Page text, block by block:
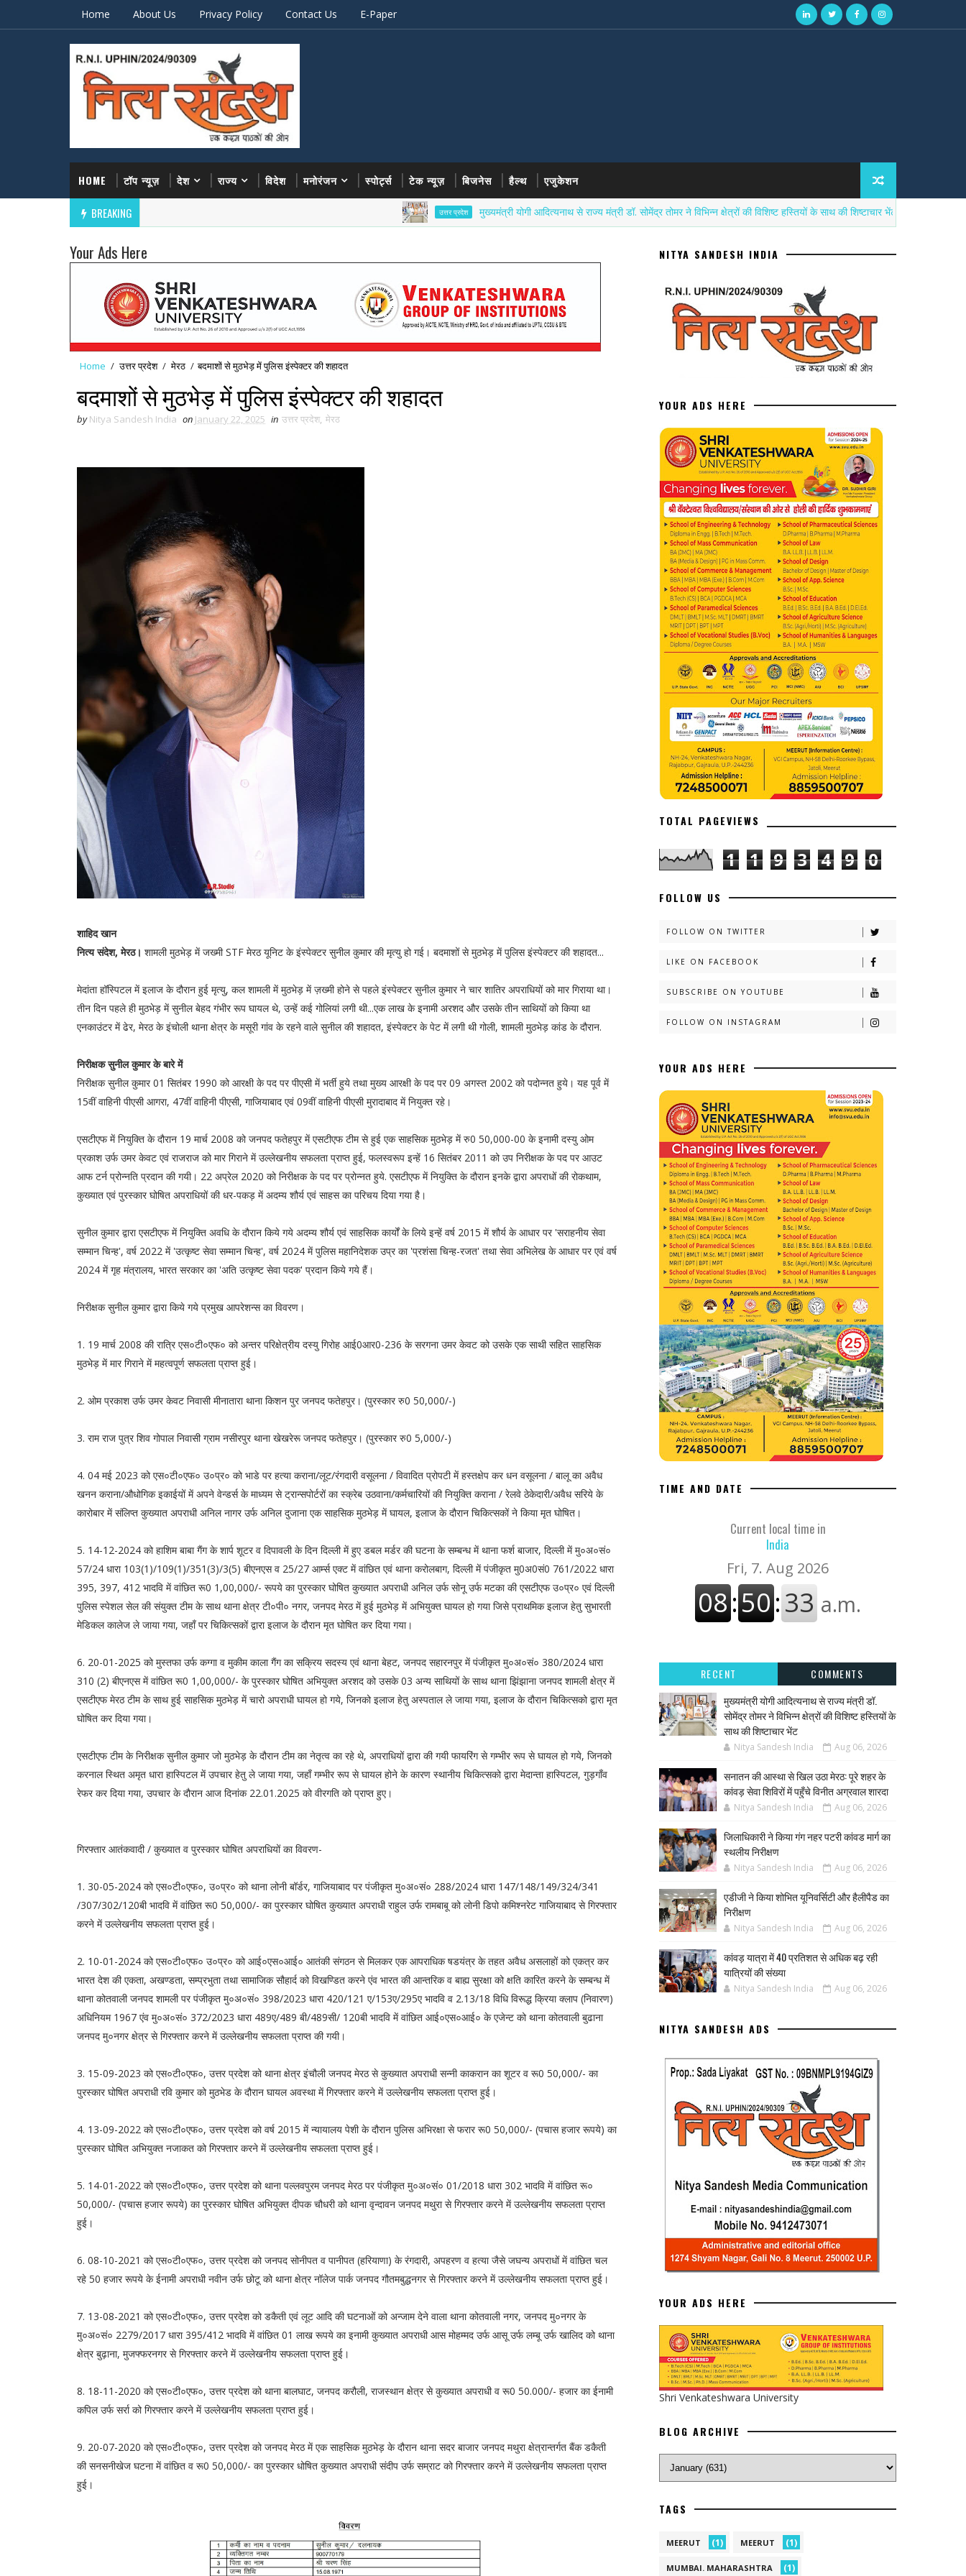
Home About Us Privacy Policy Contact Us E-Paper
HOME टॉप न्यूज़ देश राज्य विदेश मनोरंजन स्पोर्ट्स टेक न्यूज़ बिजनेस हैल्थ एजुकेशन
BREAKING उत्तर प्रदेश मुख्यमंत्री योगी आदित्यनाथ से राज्य मंत्री डॉ. सोमेंद्र तोमर ने विभिन्न क्षेत्रों की विशिष्ट हस्तियों के साथ की शिष्टाचार भेंट
Your Ads Here
Home / उत्तर प्रदेश / मेरठ / बदमाशों से मुठभेड़ में पुलिस इंस्पेक्टर की शहादत
बदमाशों से मुठभेड़ में पुलिस इंस्पेक्टर की शहादत
by Nitya Sandesh India on January 22, 2025 in उत्तर प्रदेश, मेरठ
शाहिद खान
नित्य संदेश, मेरठ। शामली मुठभेड़ में जख्मी STF मेरठ यूनिट के इंस्पेक्टर सुनील कुमार की मृत्यु हो गई। बदमाशों से मुठभेड़ में पुलिस इंस्पेक्टर की शहादत...
मेदांता हॉस्पिटल में इलाज के दौरान हुई मृत्यु, कल शामली में मुठभेड़ में ज़ख्मी होने से पहले इंस्पेक्टर सुनील कुमार ने चार शातिर अपराधियों को मार गिराया था।
तीन दिन पहले ही मुठभेड़ में सुनील बेहद गंभीर रूप घायल थे, उन्हें कई गोलियां लगी थी...एक लाख के इनामी अरशद और उसके तीन साथियों को किया था
एनकाउंटर में ढेर, मेरठ के इंचोली थाना क्षेत्र के मसूरी गांव के रहने वाले सुनील की शहादत, इंस्पेक्टर के पेट में लगी थी गोली, शामली मुठभेड़ कांड के दौरान.
निरीक्षक सुनील कुमार के बारे में
निरीक्षक सुनील कुमार 01 सितंबर 1990 को आरक्षी के पद पर पीएसी में भर्ती हुये तथा मुख्य आरक्षी के पद पर 09 अगस्त 2002 को पदोन्नत हुये। यह पूर्व में
15वीं वाहिनी पीएसी आगरा, 47वीं वाहिनी पीएसी, गाजियाबाद एवं 09वीं वाहिनी पीएसी मुरादाबाद में नियुक्त रहे।
एसटीएफ में नियुक्ति के दौरान 19 मार्च 2008 को जनपद फतेहपुर में एसटीएफ टीम से हुई एक साहसिक मुठभेड़ में रु0 50,000-00 के इनामी दस्यु ओम
प्रकाश उर्फ उमर केवट एवं राजराज को मार गिराने में उल्लेखनीय सफलता प्राप्त हुई, फलस्वरूप इन्हें 16 सितंबर 2011 को उप निरीक्षक के पद पर आउट
आफ टर्न प्रोन्नति प्रदान की गयी। 22 अप्रेल 2020 को निरीक्षक के पद पर प्रोन्नत हुये. एसटीएफ में नियुक्ति के दौरान इनके द्वारा अपराधों की रोकथाम,
कुख्यात एवं पुरस्कार घोषित अपराधियों की धर-पकड़ में अदम्य शौर्य एवं साहस का परिचय दिया गया है।
सुनील कुमार द्वारा एसटीएफ में नियुक्ति अवधि के दौरान किये गये अदम्य शौर्य एवं साहसिक कार्यों के लिये इन्हें वर्ष 2015 में शौर्य के आधार पर 'सराहनीय सेवा
सम्मान चिन्ह', वर्ष 2022 में 'उत्कृष्ट सेवा सम्मान चिन्ह', वर्ष 2024 में पुलिस महानिदेशक उप्र का 'प्रशंसा चिन्ह-रजत' तथा सेवा अभिलेख के आधार पर एवं वर्ष
2024 में गृह मंत्रालय, भारत सरकार का 'अति उत्कृष्ट सेवा पदक' प्रदान किये गये हैं।
निरीक्षक सुनील कुमार द्वारा किये गये प्रमुख आपरेशन्स का विवरण।
1. 19 मार्च 2008 की रात्रि एस०टी०एफ० को अन्तर परिक्षेत्रीय दस्यु गिरोह आई0आर0-236 के सरगना उमर केवट को उसके एक साथी सहित साहसिक
मुठभेड़ में मार गिराने में महत्वपूर्ण सफलता प्राप्त हुई।
2. ओम प्रकाश उर्फ उमर केवट निवासी मीनातारा थाना किशन पुर जनपद फतेहपुर। (पुरस्कार रु0 50,000/-)
3. राम राज पुत्र शिव गोपाल निवासी ग्राम नसीरपुर थाना खेखरेरू जनपद फतेहपुर। (पुरस्कार रु0 5,000/-)
4. 04 मई 2023 को एस०टी०एफ० उ०प्र० को भाडे पर हत्या कराना/लूट/रंगदारी वसूलना / विवादित प्रोपटी में हस्तक्षेप कर धन वसूलना / बालू का अवैध
खनन कराना/औधोगिक इकाईयों में अपने वेन्डर्स के माध्यम से ट्रान्सपोर्टरों का स्क्रेब उठवाना/कर्मचारियों की नियुक्ति कराना / रेलवे ठेकेदारी/अवैध सरिये के
कारोबार में संलिप्त कुख्यात अपराधी अनिल नागर उर्फ अनिल दुजाना एक साहसिक मुठभेड़ में घायल, इलाज के दौरान चिकित्सकों ने किया मृत घोषित।
5. 14-12-2024 को हाशिम बाबा गैंग के शार्प शूटर व दिपावली के दिन दिल्ली में हुए डबल मर्डर की घटना के सम्बन्ध में थाना फर्श बाजार, दिल्ली में मु०अ०सं०
57/24 धारा 103(1)/109(1)/351(3)/3(5) बीएनएस व 25/27 आर्म्स एक्ट में वांछित एवं थाना करोलबाग, दिल्ली में पंजीकृत मु0अ0सं0 761/2022 धारा
395, 397, 412 भादवि में वांछित रू0 1,00,000/- रूपये का पुरस्कार घोषित कुख्यात अपराधी अनिल उर्फ सोनू उर्फ मटका की एसटीएफ उ०प्र० एवं दिल्ली
पुलिस स्पेशल सेल की संयुक्त टीम के साथ थाना क्षेत्र टी०पी० नगर, जनपद मेरठ में हुई मुठभेड़ में अभियुक्त घायल हो गया जिसे प्राथमिक इलाज हेतु सुभारती
मेडिकल कालेज ले जाया गया, जहाँ पर चिकित्सकों द्वारा इलाज के दौरान मृत घोषित कर दिया गया।
6. 20-01-2025 को मुस्तफा उर्फ कग्गा व मुकीम काला गैंग का सक्रिय सदस्य एवं थाना बेहट, जनपद सहारनपुर में पंजीकृत मु०अ०सं० 380/2024 धारा
310 (2) बीएनएस में वांछित रू0 1,00,000/- के पुरस्कार घोषित अभियुक्त अरशद को उसके 03 अन्य साथियों के साथ थाना झिंझाना जनपद शामली क्षेत्र में
एसटीएफ मेरठ टीम के साथ हुई साहसिक मुठभेड़ में चारो अपराधी घायल हो गये, जिनको इलाज हेतु अस्पताल ले जाया गया, इलाज के दौरान चिकित्सको द्वारा मृत
घोषित कर दिया गया।
एसटीएफ टीम के निरीक्षक सुनील कुमार जो मुठभेड़ के दौरान टीम का नेतृत्व का रहे थे, अपराधियों द्वारा की गयी फायरिंग से गम्भीर रूप से घायल हो गये, जिनको
करनाल स्थित अमृत धारा हास्पिटल में उपचार हेतु ले जाया गया, जहाँ गम्भीर रूप से घायल होने के कारण स्थानीय चिकित्सको द्वारा मेदान्ता हास्पिटल, गुड़गाँव
रेफर कर दिया गया, उपचार के दौरान आज दिनांक 22.01.2025 को वीरगति को प्राप्त हुए।
गिरफ्तार आतंकवादी / कुख्यात व पुरस्कार घोषित अपराधियों का विवरण-
1. 30-05-2024 को एस०टी०एफ०, उ०प्र० को थाना लोनी बॉर्डर, गाजियाबाद पर पंजीकृत मु०अ०सं० 288/2024 धारा 147/148/149/324/341
/307/302/120बी भादवि में वांछित रू0 50,000/- का पुरस्कार घोषित कुख्यात अपराधी राहुल उर्फ रामबाबू को लोनी डिपो कमिश्नरेट गाजियाबाद से गिरफ्तार
करने में उल्लेखनीय सफलता प्राप्त हुई।
2. 10-01-2024 को एस०टी०एफ० उ०प्र० को आई०एस०आई० आतंकी संगठन से मिलकर एक आपराधिक षडयंत्र के तहत अवैध असलाहों को एकत्र कर
भारत देश की एकता, अखण्डता, सम्प्रभुता तथा सामाजिक सौहार्द को विखण्डित करने एंव भारत की आन्तरिक व बाह्य सुरक्षा को क्षति कारित करने के सम्बन्ध में
थाना कोतवाली जनपद शामली पर पंजीकृत मु०अ०सं० 398/2023 धारा 420/121 ए/153ए/295ए भादवि व 2.13/18 विधि विरूद्ध क्रिया क्लाप (निवारण)
अधिनियम 1967 एंव मु०अ०सं० 372/2023 धारा 489ए/489 बी/489सी/ 120बी भादवि में वांछित आई०एस०आई० के एजेन्ट को थाना कोतवाली बुढाना
जनपद मु०नगर क्षेत्र से गिरफ्तार करने में उल्लेखनीय सफलता प्राप्त की गयी।
3. 15-09-2023 को एस०टी०एफ०, उत्तर प्रदेश को थाना क्षेत्र इंचौली जनपद मेरठ से कुख्यात अपराधी सन्नी काकरान का शूटर व रू0 50,000/- का
पुरस्कार घोषित अपराधी रवि कुमार को मुठभेड के दौरान घायल अवस्था में गिरफ्तार करने में उल्लेखनीय सफलता प्राप्त हुई।
4. 13-09-2022 को एस०टी०एफ०, उत्तर प्रदेश को वर्ष 2015 में न्यायालय पेशी के दौरान पुलिस अभिरक्षा से फरार रू0 50,000/- (पचास हजार रूपये) का
पुरस्कार घोषित अभियुक्त नजाकत को गिरफ्तार करने में उल्लेखनीय सफलता प्राप्त हुई।
5. 14-01-2022 को एस०टी०एफ०, उत्तर प्रदेश को थाना पल्लवपुरम जनपद मेरठ पर पंजीकृत मु०अ०सं० 01/2018 धारा 302 भादवि में वांछित रू०
50,000/- (पचास हजार रूपये) का पुरस्कार घोषित अभियुक्त दीपक चौधरी को थाना वृन्दावन जनपद मथुरा से गिरफ्तार करने में उल्लेखनीय सफलता प्राप्त
हुई।
6. 08-10-2021 को एस०टी०एफ०, उत्तर प्रदेश को जनपद सोनीपत व पानीपत (हरियाणा) के रंगदारी, अपहरण व हत्या जैसे जघन्य अपराधों में वांछित चल
रहे 50 हजार रूपये के ईनामी अपराधी नवीन उर्फ छोटू को थाना क्षेत्र नॉलेज पार्क जनपद गौतमबुद्धनगर से गिरफ्तार करने में उल्लेखनीय सफलता प्राप्त हुई।
7. 13-08-2021 को एस०टी०एफ०, उत्तर प्रदेश को डकैती एवं लूट आदि की घटनाओं को अन्जाम देने वाला थाना कोतवाली नगर, जनपद मु०नगर के
मु०अ०सं० 2279/2017 धारा 395/412 भादवि में वांछित 01 लाख रूपये का इनामी कुख्यात अपराधी आस मोहम्मद उर्फ आसू उर्फ लम्बू उर्फ खालिद को थाना
क्षेत्र बुढ़ाना, मुजफ्फरनगर से गिरफ्तार करने में उल्लेखनीय सफलता प्राप्त हुई।
8. 18-11-2020 को एस०टी०एफ०, उत्तर प्रदेश को थाना बालघाट, जनपद करौली, राजस्थान क्षेत्र से कुख्यात अपराधी व रू0 50.000/- हजार का ईनामी
कपिल उर्फ सर्रा को गिरफ्तार करने में उल्लेखनीय सफलता प्राप्त हुई।
9. 20-07-2020 को एस०टी०एफ०, उत्तर प्रदेश को जनपद मेरठ में एक साहसिक मुठभेड़ के दौरान थाना सदर बाजार जनपद मथुरा क्षेत्रान्तर्गत बैंक डकैती
की सनसनीखेज घटना में वांछित व रू0 50,000/- का पुरस्कार धोषित कुख्यात अपराधी संदीप उर्फ सम्राट को गिरफ्तार करने में उल्लेखनीय सफलता प्राप्त
हुई।
NITYA SANDESH INDIA
YOUR ADS HERE
TOTAL PAGEVIEWS
1 1 9 3 4 9 0
FOLLOW US
FOLLOW ON TWITTER
LIKE ON FACEBOOK
SUBSCRIBE ON YOUTUBE
FOLLOW ON INSTAGRAM
YOUR ADS HERE
TIME AND DATE
Current local time in
India
RECENT
COMMENTS
मुख्यमंत्री योगी आदित्यनाथ से राज्य मंत्री डॉ.
सोमेंद्र तोमर ने विभिन्न क्षेत्रों की विशिष्ट हस्तियों के
साथ की शिष्टाचार भेंट
Nitya Sandesh India Aug 06, 2026
सनातन की आस्था से खिल उठा मेरठ: पूरे शहर के
कांवड़ सेवा शिविरों में पहुँचे विनीत अग्रवाल शारदा
Nitya Sandesh India Aug 06, 2026
जिलाधिकारी ने किया गंग नहर पटरी कांवड मार्ग का
स्थलीय निरीक्षण
Nitya Sandesh India Aug 06, 2026
एडीजी ने किया शोभित यूनिवर्सिटी और हैलीपैड का
निरीक्षण
Nitya Sandesh India Aug 06, 2026
कांवड़ यात्रा में 40 प्रतिशत से अधिक बढ़ रही
यात्रियों की संख्या
Nitya Sandesh India Aug 06, 2026
NITYA SANDESH ADS
YOUR ADS HERE
Shri Venkateshwara University
BLOG ARCHIVE
TAGS
MEERUT (1) MEERUT (1)
MUMBAI. MAHARASHTRA (1)